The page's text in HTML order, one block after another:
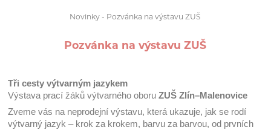
Novinky- Pozvánka na výstavu ZUŠ
Pozvánka na výstavu ZUŠ
Tři cesty výtvarným jazykem
Výstava prací žáků výtvarného oboruZUŠ Zlín–Malenovice
Zveme vás na neprodejní výstavu, která ukazuje, jak se rodí
výtvarný jazyk – krok za krokem, barvu za barvou, od prvních